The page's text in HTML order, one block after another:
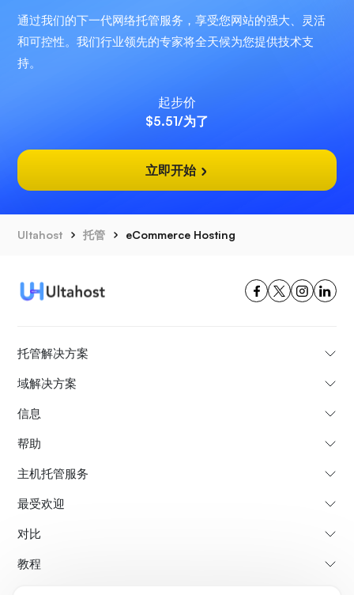
通过我们的下一代网络托管服务，享受您网站的强大、灵活
和可控性。我们行业领先的专家将全天候为您提供技术支
持。
起步价
$5.51/为了
立即开始
Ultahost 托管 eCommerce Hosting
托管解决方案
域解决方案
信息
帮助
主机托管服务
最受欢迎
对比
教程